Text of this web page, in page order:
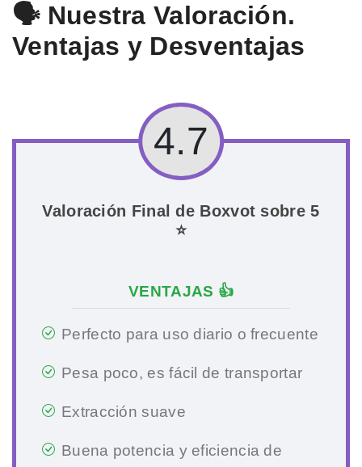
🗣️ Nuestra Valoración.
Ventajas y Desventajas
4.7
Valoración Final de Boxvot sobre 5
⭐
VENTAJAS 👍
Perfecto para uso diario o frecuente
Pesa poco, es fácil de transportar
Extracción suave
Buena potencia y eficiencia de